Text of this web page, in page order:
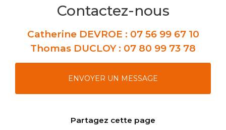
Contactez-nous
Catherine DEVROE : 07 56 99 67 10
Thomas DUCLOY : 07 80 99 73 78
ENVOYER UN MESSAGE
Partagez cette page